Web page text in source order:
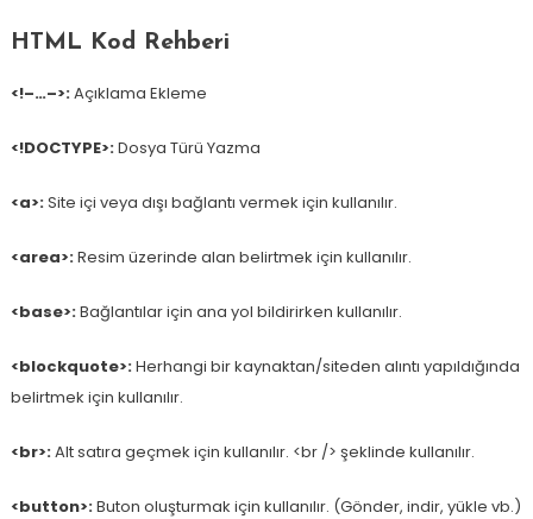
HTML Kod Rehberi
<!–…–>:Açıklama Ekleme
<!DOCTYPE>:Dosya Türü Yazma
<a>:Site içi veya dışı bağlantı vermek için kullanılır.
<area>:Resim üzerinde alan belirtmek için kullanılır.
<base>:Bağlantılar için ana yol bildirirken kullanılır.
<blockquote>:Herhangi bir kaynaktan/siteden alıntı yapıldığında
belirtmek için kullanılır.
<br>:Alt satıra geçmek için kullanılır. <br /> şeklinde kullanılır.
<button>:Buton oluşturmak için kullanılır. (Gönder, indir, yükle vb.)